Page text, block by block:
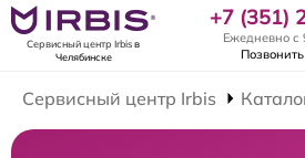
Сервисный центр Irbisв
Челябинске
+7 (351)
Ежедневно с
Позвонить
Сервисный центр Irbis